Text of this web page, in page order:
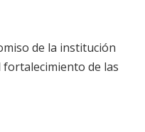
de la institución
fortalecimiento de las